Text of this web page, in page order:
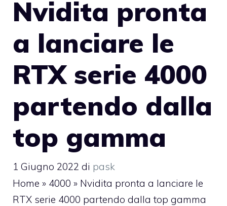
Nvidita pronta
a lanciare le
RTX serie 4000
partendo dalla
top gamma
1 Giugno 2022 di pask
Home » 4000 » Nvidita pronta a lanciare le
RTX serie 4000 partendo dalla top gamma